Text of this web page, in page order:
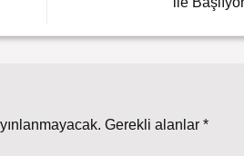
Gerekli alanlar *